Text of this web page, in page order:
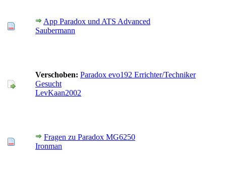
App Paradox und ATS Advanced
Saubermann
Verschoben: Paradox evo192 Errichter/Techniker
Gesucht
LevKaan2002
Fragen zu Paradox MG6250
Ironman